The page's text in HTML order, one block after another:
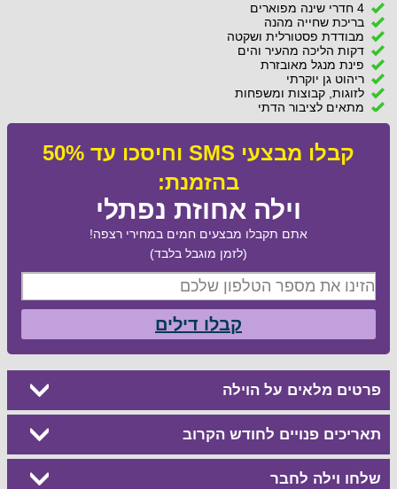
4 חדרי שינה מפוארים
בריכת שחייה מהנה
מבודדת פסטורלית ושקטה
דקות הליכה מהעיר והים
פינת מנגל מאובזרת
ריהוט גן יוקרתי
לזוגות, קבוצות ומשפחות
מתאים לציבור הדתי
קבלו מבצעי SMS וחיסכו עד 50%
בהזמנת:
וילה אחוזת נפתלי
אתם תקבלו מבצעים חמים במחירי רצפה!
(לזמן מוגבל בלבד)
קבלו דילים
פרטים מלאים על הוילה
תאריכים פנויים לחודש הקרוב
שלחו וילה לחבר